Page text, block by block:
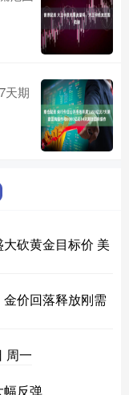
天期
砍黄金目标价 美
价回落释放刚需
周一
幅反弹